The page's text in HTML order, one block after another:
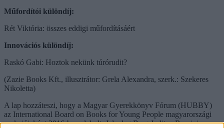
Műfordítói különdíj:
Rét Viktória: összes eddigi műfordításáért
Innovációs különdíj:
Raskó Gabi: Hoztok nekünk túrórudit?
(Zazie Books Kft., illusztrátor: Grela Alexandra, szerk.: Szekeres
Nikoletta)
A lap hozzáteszi, hogy a Magyar Gyerekkönyv Fórum (HUBBY)
az International Board on Books for Young People magyarországi
szekciójaként 2016-ban alakult. Jelenleg Berg Judit, a Rumini